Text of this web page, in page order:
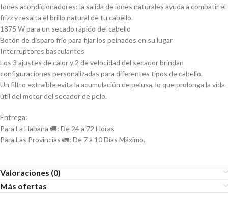
Iones acondicionadores: la salida de iones naturales ayuda a combatir el
frizz y resalta el brillo natural de tu cabello.
1875 W para un secado rápido del cabello
Botón de disparo frío para fijar los peinados en su lugar
Interruptores basculantes
Los 3 ajustes de calor y 2 de velocidad del secador brindan
configuraciones personalizadas para diferentes tipos de cabello.
Un filtro extraíble evita la acumulación de pelusa, lo que prolonga la vida
útil del motor del secador de pelo.
Entrega:
Para La Habana 🚚: De 24 a 72 Horas
Para Las Provincias 🚛: De 7 a 10 Días Máximo.
Valoraciones (0)
Más ofertas